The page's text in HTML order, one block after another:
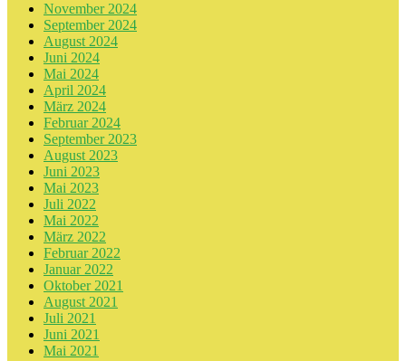
November 2024
September 2024
August 2024
Juni 2024
Mai 2024
April 2024
März 2024
Februar 2024
September 2023
August 2023
Juni 2023
Mai 2023
Juli 2022
Mai 2022
März 2022
Februar 2022
Januar 2022
Oktober 2021
August 2021
Juli 2021
Juni 2021
Mai 2021